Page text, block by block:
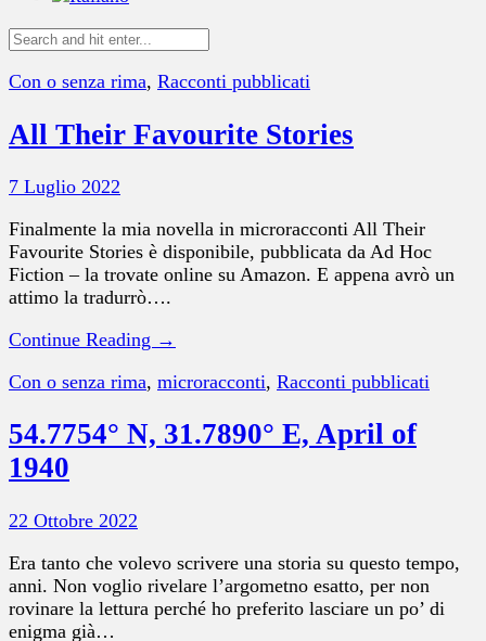
Con o senza rima, Racconti pubblicati
All Their Favourite Stories
7 Luglio 2022
Finalmente la mia novella in microracconti All Their
Favourite Stories è disponibile, pubblicata da Ad Hoc
Fiction – la trovate online su Amazon. E appena avrò un
attimo la tradurrò….
Continue Reading →
Con o senza rima, microracconti, Racconti pubblicati
54.7754° N, 31.7890° E, April of
1940
22 Ottobre 2022
Era tanto che volevo scrivere una storia su questo tempo,
anni. Non voglio rivelare l’argometno esatto, per non
rovinare la lettura perché ho preferito lasciare un po’ di
enigma già…